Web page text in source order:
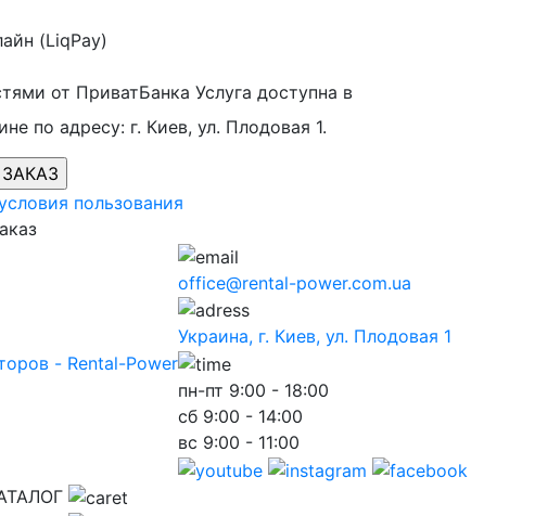
(LiqPay)
от ПриватБанка Услуга доступна в
по адресу: г. Киев, ул. Плодовая 1.
пользования
office@rental-power.com.ua
Украина, г. Киев, ул. Плодовая 1
пн-пт 9:00 - 18:00
сб 9:00 - 14:00
вс 9:00 - 11:00